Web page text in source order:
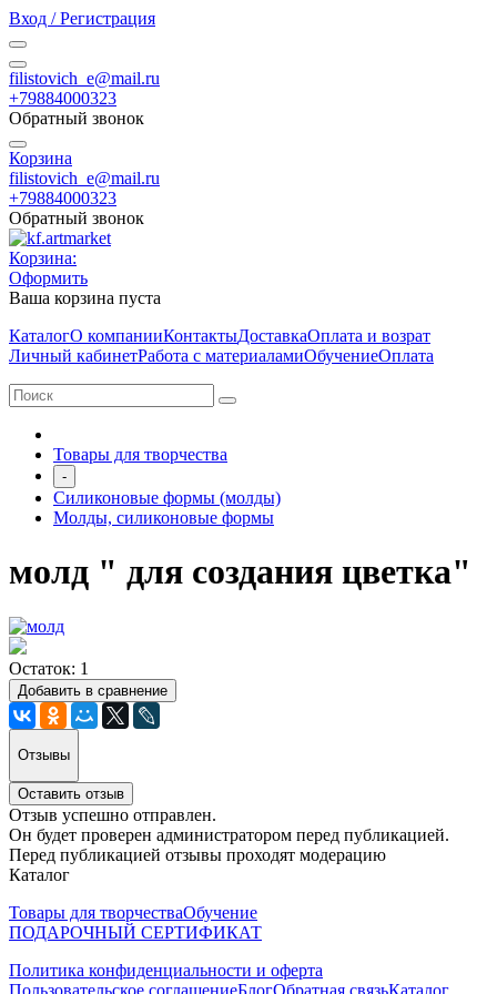
Вход / Регистрация
filistovich_e@mail.ru
+79884000323
Обратный звонок
Корзина
filistovich_e@mail.ru
+79884000323
Обратный звонок
Корзина:
Оформить
Ваша корзина пуста
КаталогО компанииКонтактыДоставкаОплата и возрат
Личный кабинетРабота с материаламиОбучениеОплата
Товары для творчества
-
Силиконовые формы (молды)
Молды, силиконовые формы
молд " для создания цветка"
Остаток: 1
Добавить в сравнение
Отзывы
Оставить отзыв
Отзыв успешно отправлен.
Он будет проверен администратором перед публикацией.
Перед публикацией отзывы проходят модерацию
Каталог
Товары для творчестваОбучение
ПОДАРОЧНЫЙ СЕРТИФИКАТ
Политика конфиденциальности и оферта
Пользовательское соглашениеБлогОбратная связьКаталог